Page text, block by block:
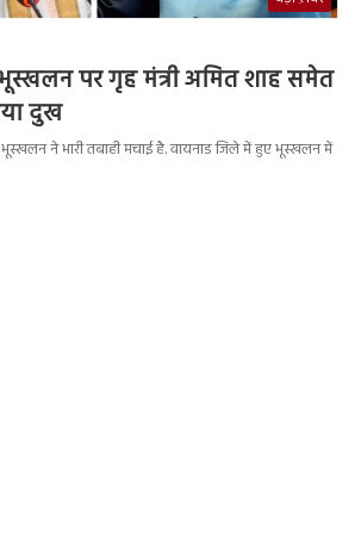
पर गृह मंत्री अमित शाह समेत
दुख
ने भारी तबाही मचाई है. वायनाड जिले में हुए भूस्खलन में